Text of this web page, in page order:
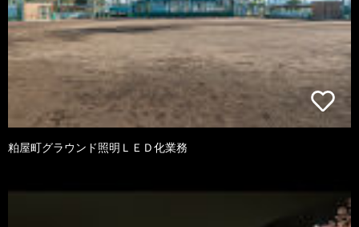
粕屋町グラウンド照明ＬＥＤ化業務